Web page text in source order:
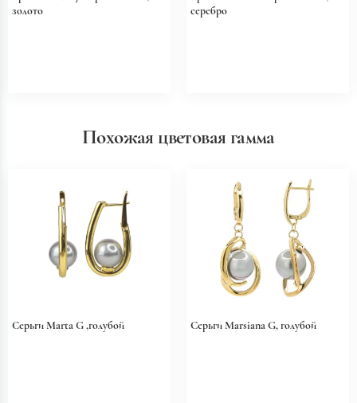
золото
серебро
Похожая цветовая гамма
Серьги Marta G ,голубой Серьги Marsiana G, голубой